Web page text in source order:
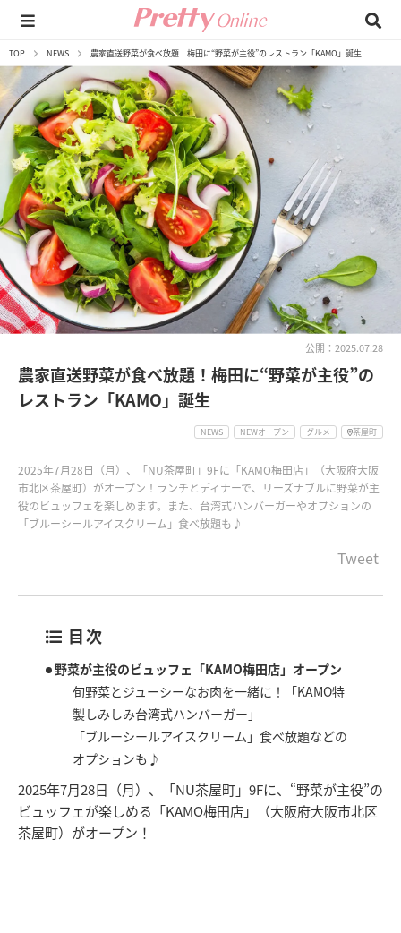
TOP NEWS 農家直送野菜が食べ放題！梅田に“野菜が主役”のレストラン「KAMO」誕生
公開：2025.07.28
農家直送野菜が食べ放題！梅田に“野菜が主役”の
レストラン「KAMO」誕生
NEWS NEWオープン グルメ 茶屋町
2025年7月28日（月）、「NU茶屋町」9Fに「KAMO梅田店」（大阪府大阪
市北区茶屋町）がオープン！ランチとディナーで、リーズナブルに野菜が主
役のビュッフェを楽しめます。また、台湾式ハンバーガーやオプションの
「ブルーシールアイスクリーム」食べ放題も♪
Tweet
目次
野菜が主役のビュッフェ「KAMO梅田店」オープン
旬野菜とジューシーなお肉を一緒に！「KAMO特
製しみしみ台湾式ハンバーガー」
「ブルーシールアイスクリーム」食べ放題などの
オプションも♪
2025年7月28日（月）、「NU茶屋町」9Fに、“野菜が主役”の
ビュッフェが楽しめる「KAMO梅田店」（大阪府大阪市北区
茶屋町）がオープン！